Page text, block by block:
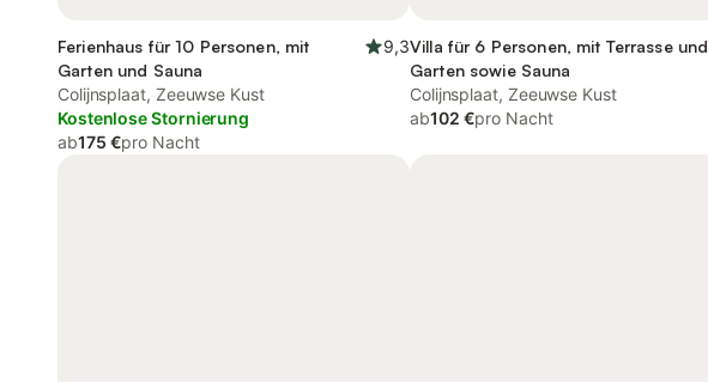
Ferienhaus für 10 Personen, mit
Garten und Sauna
9,3
Colijnsplaat, Zeeuwse Kust
Kostenlose Stornierung
ab175 €pro Nacht
Villa für 6 Personen, mit Terrasse und
Garten sowie Sauna
Colijnsplaat, Zeeuwse Kust
ab102 €pro Nacht